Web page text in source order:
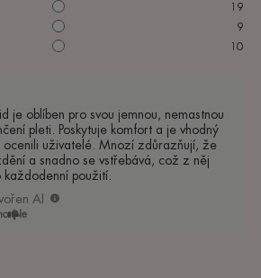
19
9
10
je oblíben pro svou jemnou, nemastnou
pleti. Poskytuje komfort a je vhodný
ocenili uživatelé. Mnozí zdůrazňují, že
a snadno se vstřebává, což z něj
každodenní použití.
AI
Ne